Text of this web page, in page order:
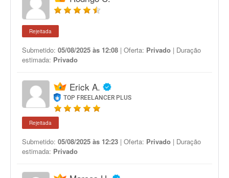
Rejeitada
Submetido: 05/08/2025 às 12:08 | Oferta: Privado | Duração
estimada: Privado
Erick A.
TOP FREELANCER PLUS
Rejeitada
Submetido: 05/08/2025 às 12:23 | Oferta: Privado | Duração
estimada: Privado